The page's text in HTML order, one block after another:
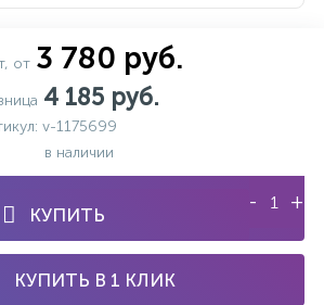
от 3 780 руб.
4 185 руб.
v-1175699
в наличии
КУПИТЬ
- +
КУПИТЬ В 1 КЛИК